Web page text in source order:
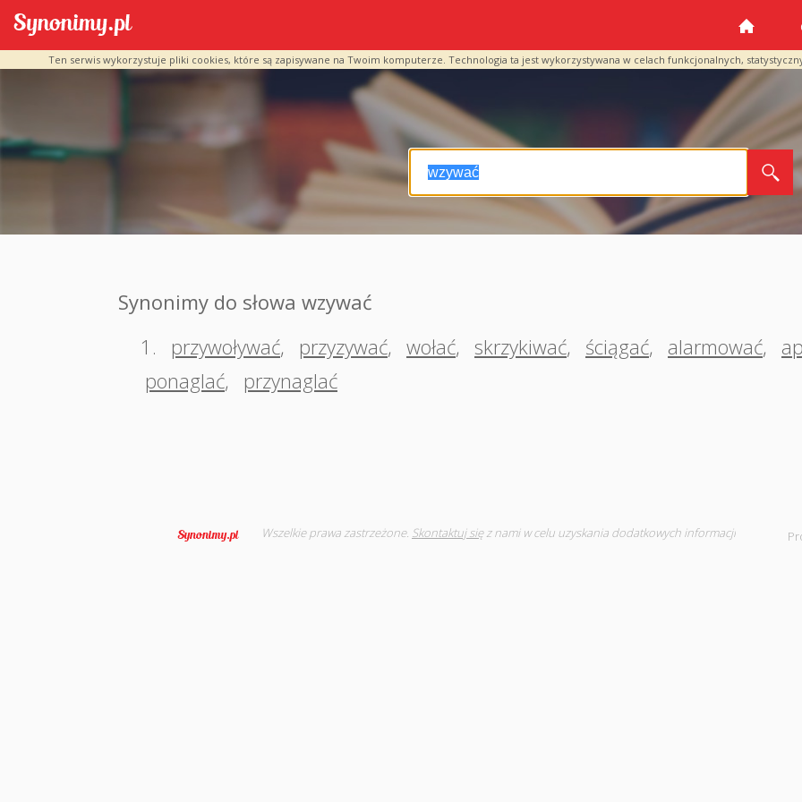
Ten serwis wykorzystuje pliki cookies, które są zapisywane na Twoim komputerze. Technologia ta jest wykorzystywana w celach funkcjonalnych,
Synonimy do słowa wzywać
1.
przywoływać, przyzywać, wołać, skrzykiwać, ściągać, alarmować,
ponaglać, przynaglać
Wszelkie prawa zastrzeżone. Skontaktuj sięz nami w celu uzyskania dodatkowych informacji